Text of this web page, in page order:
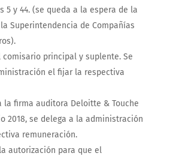
5 y 44. (se queda a la espera de la
Superintendencia de Compañías
comisario principal y suplente. Se
el fijar la respectiva
la firma auditora Deloitte & Touche
2018, se delega a la administración
remuneración.
autorización para que el